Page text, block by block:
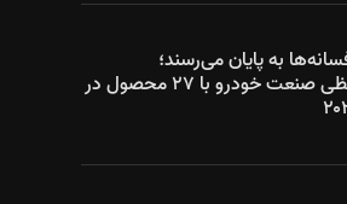
به پایان می‌رسند؛
خداحافظی صنعت خودرو با ۲۷ محصول در